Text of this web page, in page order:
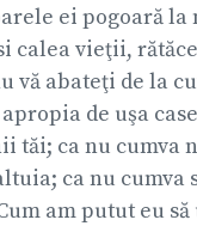
ei pogoară
calea vieţii,
vă abateţi de la
de uşa
tăi; ca nu cumva
ca nu cumva
am putut eu